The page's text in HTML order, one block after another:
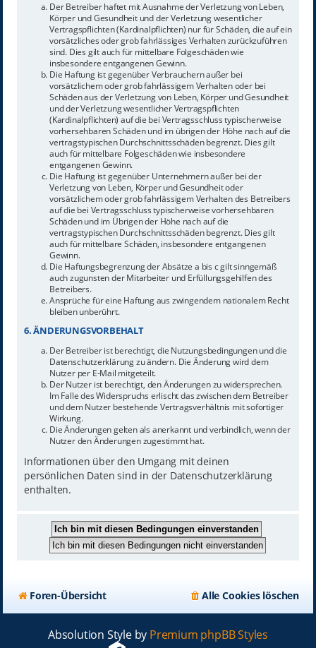
Der Betreiber haftet mit Ausnahme der Verletzung von Leben,
Körper und Gesundheit und der Verletzung wesentlicher
Vertragspflichten (Kardinalpflichten) nur für Schäden, die auf ein
vorsätzliches oder grob fahrlässiges Verhalten zurückzuführen
sind. Dies gilt auch für mittelbare Folgeschäden wie
insbesondere entgangenen Gewinn.
Die Haftung ist gegenüber Verbrauchern außer bei
vorsätzlichem oder grob fahrlässigem Verhalten oder bei
Schäden aus der Verletzung von Leben, Körper und Gesundheit
und der Verletzung wesentlicher Vertragspflichten
(Kardinalpflichten) auf die bei Vertragsschluss typischerweise
vorhersehbaren Schäden und im übrigen der Höhe nach auf die
vertragstypischen Durchschnittsschäden begrenzt. Dies gilt
auch für mittelbare Folgeschäden wie insbesondere
entgangenen Gewinn.
Die Haftung ist gegenüber Unternehmern außer bei der
Verletzung von Leben, Körper und Gesundheit oder
vorsätzlichem oder grob fahrlässigem Verhalten des Betreibers
auf die bei Vertragsschluss typischerweise vorhersehbaren
Schäden und im Übrigen der Höhe nach auf die
vertragstypischen Durchschnittsschäden begrenzt. Dies gilt
auch für mittelbare Schäden, insbesondere entgangenen
Gewinn.
Die Haftungsbegrenzung der Absätze a bis c gilt sinngemäß
auch zugunsten der Mitarbeiter und Erfüllungsgehilfen des
Betreibers.
Ansprüche für eine Haftung aus zwingendem nationalem Recht
bleiben unberührt.
6. ÄNDERUNGSVORBEHALT
Der Betreiber ist berechtigt, die Nutzungsbedingungen und die
Datenschutzerklärung zu ändern. Die Änderung wird dem
Nutzer per E-Mail mitgeteilt.
Der Nutzer ist berechtigt, den Änderungen zu widersprechen.
Im Falle des Widerspruchs erlischt das zwischen dem Betreiber
und dem Nutzer bestehende Vertragsverhältnis mit sofortiger
Wirkung.
Die Änderungen gelten als anerkannt und verbindlich, wenn der
Nutzer den Änderungen zugestimmt hat.
Informationen über den Umgang mit deinen
persönlichen Daten sind in der Datenschutzerklärung
enthalten.
Foren-Übersicht Alle Cookies löschen
Absolution Style by Premium phpBB Styles